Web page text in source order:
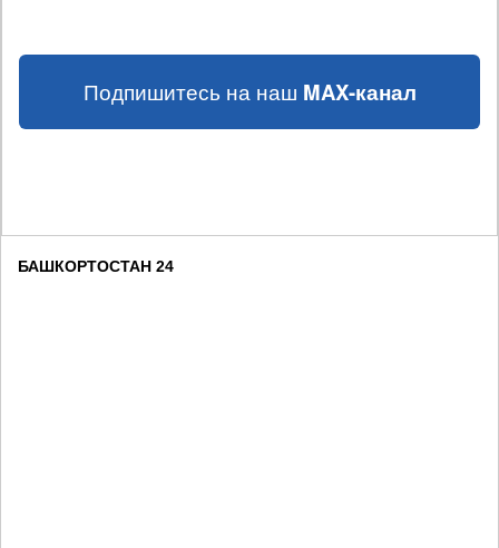
Подпишитесь на наш MAX-канал
БАШКОРТОСТАН 24